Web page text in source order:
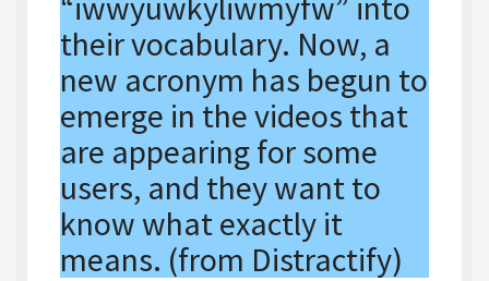
their vocabulary. Now, a
new acronym has begun to
emerge in the videos that
are appearing for some
users, and they want to
know what exactly it
means. (from Distractify)